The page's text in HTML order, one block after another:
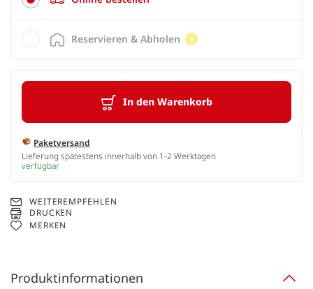
In den Warenkorb
Paketversand
Lieferung spätestens innerhalb von 1-2 Werktagen
verfügbar
Reservieren & Abholen
WEITEREMPFEHLEN
DRUCKEN
MERKEN
Produktinformationen